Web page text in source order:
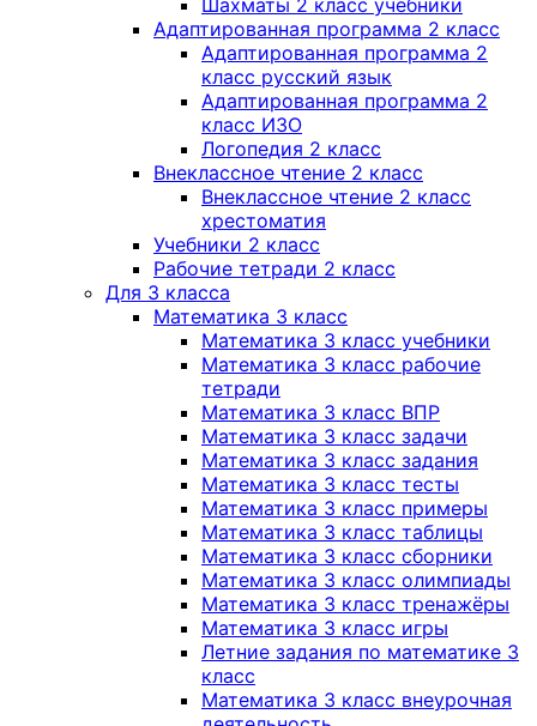
Шахматы 2 класс учебники
Адаптированная программа 2 класс
Адаптированная программа 2
класс русский язык
Адаптированная программа 2
класс ИЗО
Логопедия 2 класс
Внеклассное чтение 2 класс
Внеклассное чтение 2 класс
хрестоматия
Учебники 2 класс
Рабочие тетради 2 класс
Для 3 класса
Математика 3 класс
Математика 3 класс учебники
Математика 3 класс рабочие
тетради
Математика 3 класс ВПР
Математика 3 класс задачи
Математика 3 класс задания
Математика 3 класс тесты
Математика 3 класс примеры
Математика 3 класс таблицы
Математика 3 класс сборники
Математика 3 класс олимпиады
Математика 3 класс тренажёры
Математика 3 класс игры
Летние задания по математике 3
класс
Математика 3 класс внеурочная